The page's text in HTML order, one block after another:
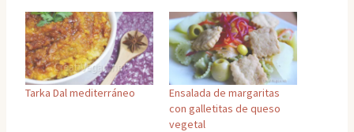
Tarka Dal mediterráneo
Ensalada de margaritas
con galletitas de queso
vegetal